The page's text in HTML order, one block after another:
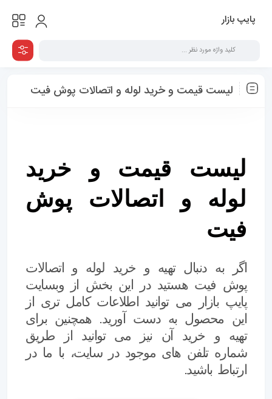
پایپ بازار
لیست قیمت و خرید لوله و اتصالات پوش فیت
لیست قیمت و خرید
لوله و اتصالات پوش
فیت
اگر به دنبال تهیه و خرید لوله و اتصالات
پوش فیت هستید در این بخش از وبسایت
پایپ بازار می توانید اطلاعات کامل تری از
این محصول به دست آورید. همچنین برای
تهیه و خرید آن نیز می توانید از طریق
شماره تلفن های موجود در سایت، با ما در
ارتباط باشید.